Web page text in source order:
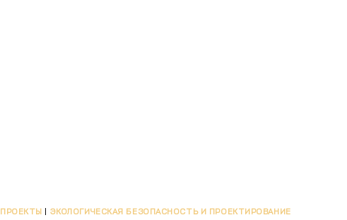
ПРОЕКТЫ | ЭКОЛОГИЧЕСКАЯ БЕЗОПАСНОСТЬ И ПРОЕКТИРОВАНИЕ